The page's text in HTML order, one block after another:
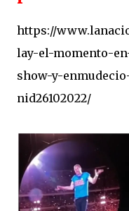
https://
lay-el-momento-
show-y-
nid26102022/